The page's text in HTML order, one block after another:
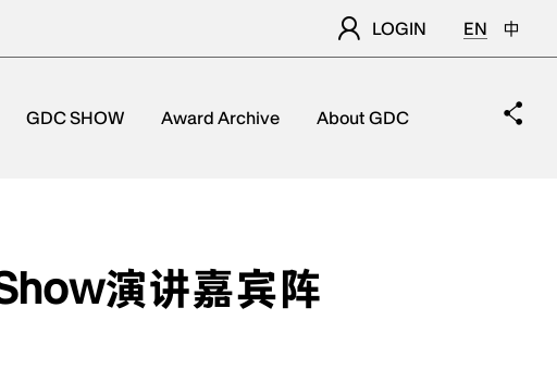
LOGIN EN 中
GDC SHOW Award Archive About GDC
演讲嘉宾阵